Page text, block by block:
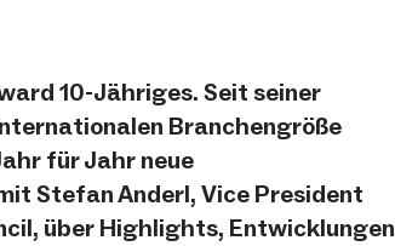
10-Jähriges. Seit seiner
Branchengröße
für Jahr neue
Stefan Anderl, Vice President
über Highlights, Entwicklungen